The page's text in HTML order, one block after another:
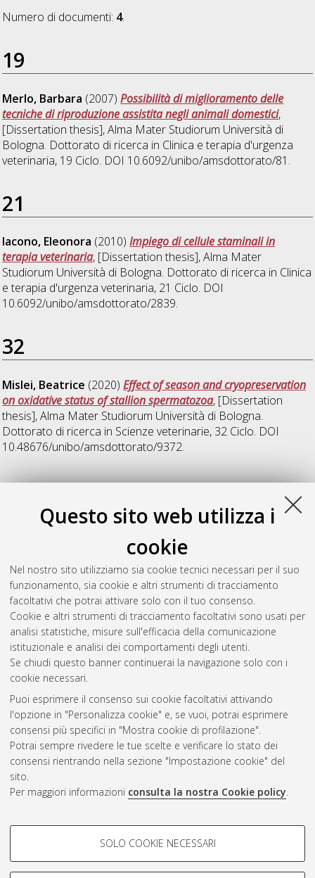
Questo sito web utilizza i
cookie
Nel nostro sito utilizziamo sia cookie tecnici necessari per il suo
funzionamento, sia cookie e altri strumenti di tracciamento
facoltativi che potrai attivare solo con il tuo consenso.
Cookie e altri strumenti di tracciamento facoltativi sono usati per
analisi statistiche, misure sull'efficacia della comunicazione
istituzionale e analisi dei comportamenti degli utenti.
Se chiudi questo banner continuerai la navigazione solo con i
cookie necessari.
Puoi esprimere il consenso sui cookie facoltativi attivando
l'opzione in "Personalizza cookie" e, se vuoi, potrai esprimere
consensi più specifici in "Mostra cookie di profilazione".
Potrai sempre rivedere le tue scelte e verificare lo stato dei
consensi rientrando nella sezione "Impostazione cookie" del
sito.
Per maggiori informazioni consulta la nostra Cookie policy.
COOKIE DI PROFILAZIONE -
Si tratta di cookie utilizzati per analizzare le caratteristiche della
SOLO COOKIE NECESSARI
Numero di documenti: 4.
19
Merlo, Barbara (2007)Possibilità di miglioramento delle
tecniche di riproduzione assistita negli animali domestici,
[Dissertation thesis], Alma Mater Studiorum Università di
Bologna. Dottorato di ricerca in Clinica e terapia d'urgenza
veterinaria, 19 Ciclo. DOI 10.6092/unibo/amsdottorato/81.
21
Iacono, Eleonora (2010)Impiego di cellule staminali in
terapia veterinaria, [Dissertation thesis], Alma Mater
Studiorum Università di Bologna. Dottorato di ricerca in Clinica
e terapia d'urgenza veterinaria, 21 Ciclo. DOI
10.6092/unibo/amsdottorato/2839.
32
Mislei, Beatrice (2020)Effect of season and cryopreservation
on oxidative status of stallion spermatozoa, [Dissertation
thesis], Alma Mater Studiorum Università di Bologna.
Dottorato di ricerca in Scienze veterinarie, 32 Ciclo. DOI
10.48676/unibo/amsdottorato/9372.
36
Colombo, Ilaria(2024)Persistent breeding-induced
endometritis in mares: effects on early pregnancy
endocrinology and innovative therapies
Alma Mater Studiorum Università di Bologna. Dottorato di
ricerca inScienze veterinarie, 36 Ciclo.
Questa lista e' stata generata il Thu Aug 6 20:48:39 2026
Atom
Rss 1.0
Rss 2.0
ISSN: 2038-7946
Impostazioni Cookie
Informativa sulla privacy
Condizioni d’uso del sito